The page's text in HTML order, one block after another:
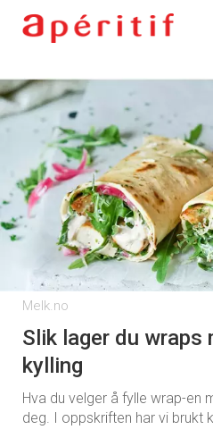
Melk.no
Slik lager du wraps
kylling
Hva du velger å fylle wrap-en
deg. I oppskriften har vi brukt